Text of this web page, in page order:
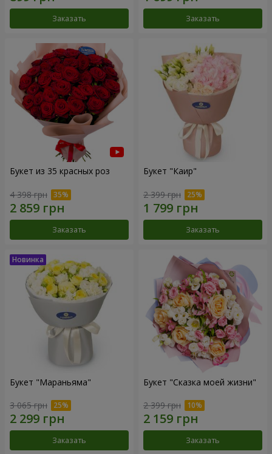
Заказать Заказать
Букет из 35 красных роз
4 398 грн
Заказать
Букет "Каир"
2 399 грн
Заказать
Букет "Мараньяма"
3 065 грн
Заказать
Букет "Сказка моей жизни"
2 399 грн
Заказать